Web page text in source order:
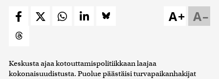
A–
A+
Keskusta ajaa kotouttamispolitiikkaan laajaa
kokonaisuudistusta. Puolue päästäisi turvapaikanhakijat